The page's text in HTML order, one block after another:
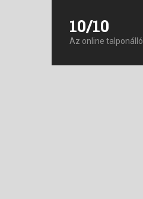
10/10
Az online talponálló